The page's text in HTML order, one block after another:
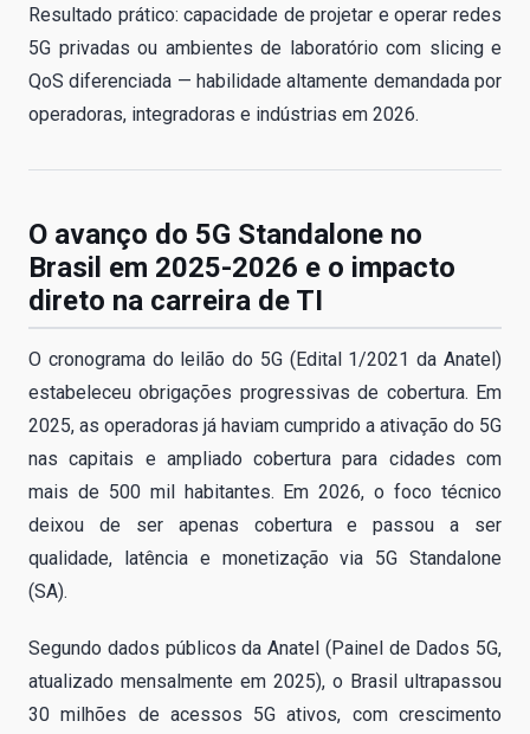
Resultado prático: capacidade de projetar e operar redes
5G privadas ou ambientes de laboratório com slicing e
QoS diferenciada — habilidade altamente demandada por
operadoras, integradoras e indústrias em 2026.
O avanço do 5G Standalone no
Brasil em 2025-2026 e o impacto
direto na carreira de TI
O cronograma do leilão do 5G (Edital 1/2021 da Anatel)
estabeleceu obrigações progressivas de cobertura. Em
2025, as operadoras já haviam cumprido a ativação do 5G
nas capitais e ampliado cobertura para cidades com
mais de 500 mil habitantes. Em 2026, o foco técnico
deixou de ser apenas cobertura e passou a ser
qualidade, latência e monetização via 5G Standalone
(SA).
Segundo dados públicos da Anatel (Painel de Dados 5G,
atualizado mensalmente em 2025), o Brasil ultrapassou
30 milhões de acessos 5G ativos, com crescimento